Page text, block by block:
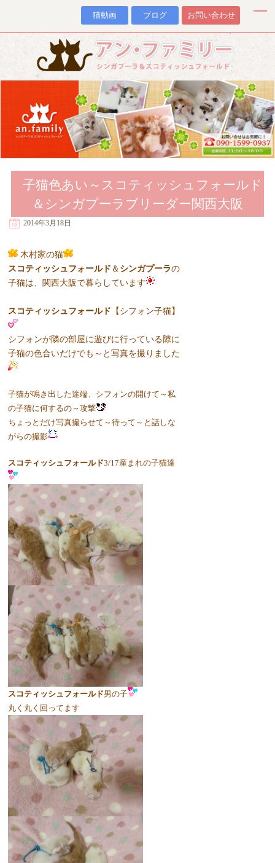
猫動画 ブログ お問い合わせ
子猫色あい～スコティッシュフォールド
＆シンガプーラブリーダー関西大阪
2014年3月18日
木村家の猫
スコティッシュフォールド ＆ シンガプーラの
子猫は、関西大阪で暮らしています
スコティッシュフォールド 【シフォン子猫】
シフォンが隣の部屋に遊びに行っている隙に
子猫の色合いだけでも～と写真を撮りました
子猫が鳴き出した途端、シフォンの開けて～私
の子猫に何するの～攻撃
ちょっとだけ写真撮らせて～待って～と話しな
がらの撮影
スコティッシュフォールド3/17産まれの子猫達
スコティッシュフォールド男の子
丸く丸く回ってます